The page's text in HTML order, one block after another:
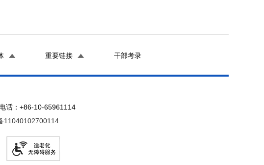
重要链接 干部考录
话：+86-10-65961114
11040102700114